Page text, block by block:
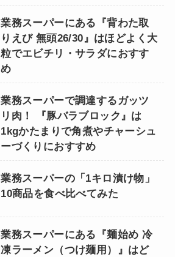
業務スーパーにある『背わた取
りえび 無頭26/30』はほどよく大
粒でエビチリ・サラダにおすす
め
業務スーパーで調達するガッツ
リ肉！ 『豚バラブロック』は
1kgかたまりで角煮やチャーシュ
ーづくりにおすすめ
業務スーパーの「1キロ漬け物」
10商品を食べ比べてみた
業務スーパーにある『麺始め 冷
凍ラーメン（つけ麺用）』はど